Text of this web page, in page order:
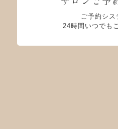
ご予約シス
24時間いつでも